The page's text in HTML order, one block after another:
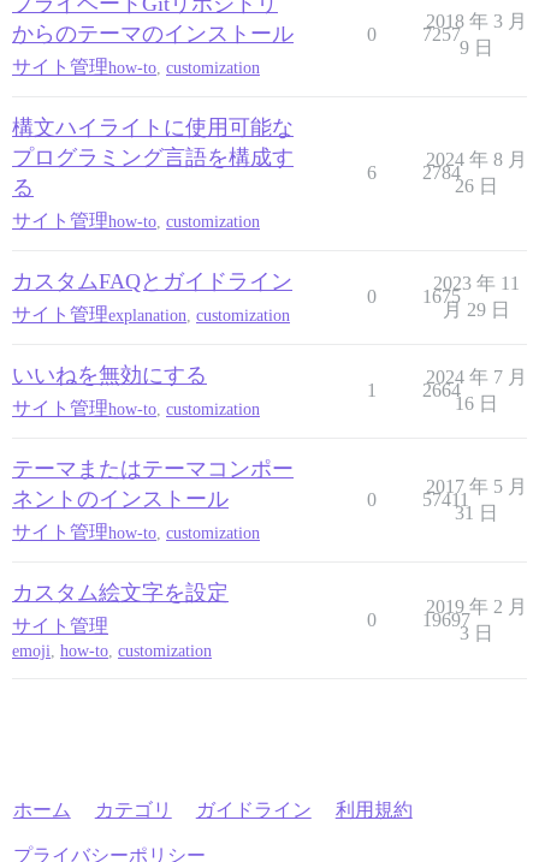
からのテーマのインストール
サイト管理how-to customization
0 7257
2018 年 3 月
9 日
構文ハイライトに使用可能な
プログラミング言語を構成す
る
サイト管理how-to customization
6 2784
2024 年 8 月
26 日
カスタムFAQとガイドライン
サイト管理explanation customization
0 1675
2023 年 11
月 29 日
いいねを無効にする
サイト管理how-to customization
1 2664
2024 年 7 月
16 日
テーマまたはテーマコンポー
ネントのインストール
サイト管理how-to customization
0 57411
2017 年 5 月
31 日
カスタム絵文字を設定
サイト管理
emoji, how-to, customization
0 19697
2019 年 2 月
3 日
ホーム カテゴリ ガイドライン 利用規約
プライバシーポリシー